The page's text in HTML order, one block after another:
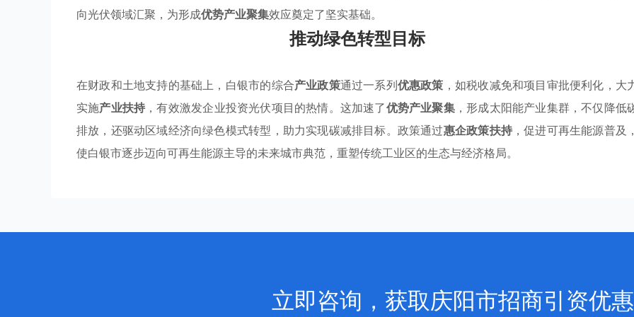
向光伏领域汇聚，为形成优势产业聚集效应奠定了坚实基础。
推动绿色转型目标
在财政和土地支持的基础上，白银市的综合产业政策通过一系列优惠政策 ，如税收减免和项目审批便利化，大
实施产业扶持 ，有效激发企业投资光伏项目的热情。这加速了优势产业聚集，形成太阳能产业集群，不仅降低
排放，还驱动区域经济向绿色模式转型，助力实现碳减排目标。政策通过惠企政策扶持，促进可再生能源普及，
使白银市逐步迈向可再生能源主导的未来城市典范，重塑传统工业区的生态与经济格局。
立即咨询，获取庆阳市招商引资优